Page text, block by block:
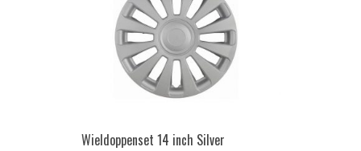
Wieldoppenset 14 inch Silver